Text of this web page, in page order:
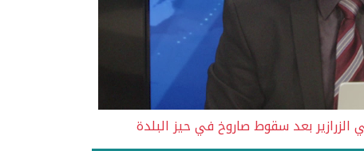
بعد سقوط صاروخ في حيز البلدة